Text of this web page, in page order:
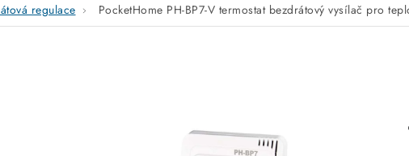
regulace PocketHome PH-BP7-V termostat bezdrátový vysílač pro